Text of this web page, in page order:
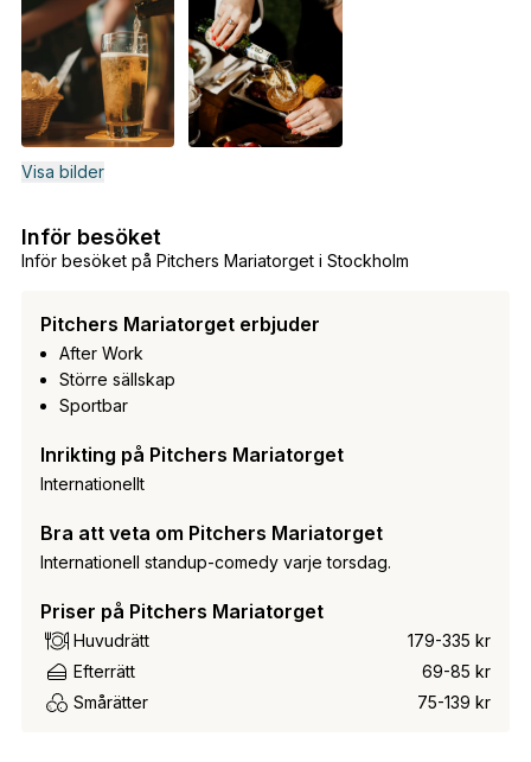
Visa bilder
Inför besöket på Pitchers Mariatorget i Stockholm
Inför besöket
Pitchers Mariatorget erbjuder
After Work
Större sällskap
Sportbar
Inrikting på Pitchers Mariatorget
Internationellt
Bra att veta om Pitchers Mariatorget
Internationell standup-comedy varje torsdag.
Priser på Pitchers Mariatorget
Huvudrätt
179-335 kr
Efterrätt
69-85 kr
Smårätter
75-139 kr